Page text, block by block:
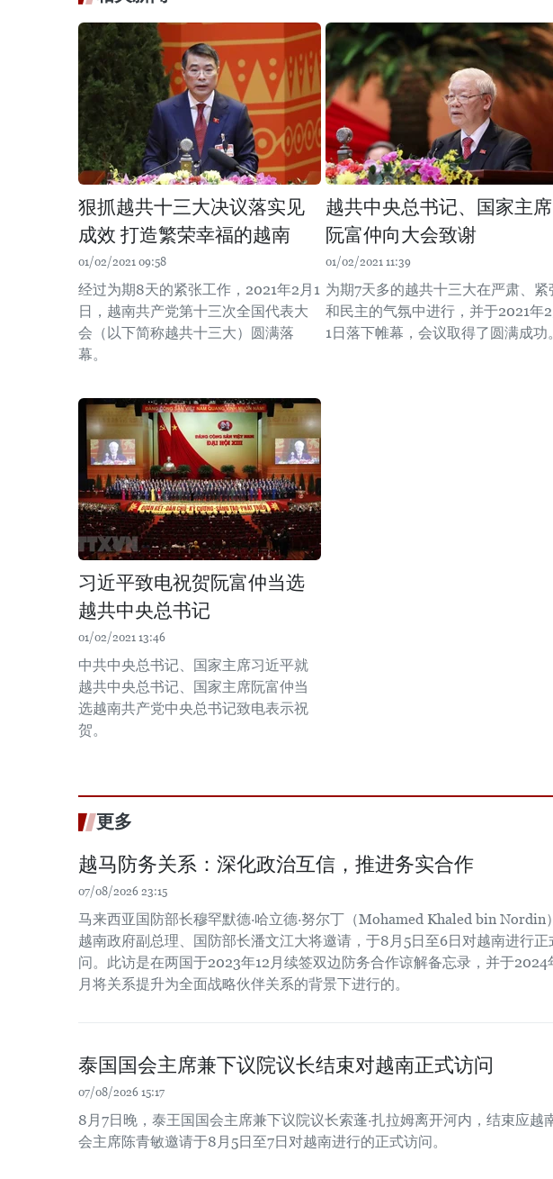
狠抓越共十三大决议落实见
成效 打造繁荣幸福的越南
01/02/2021 09:58
经过为期8天的紧张工作，2021年2月1
日，越南共产党第十三次全国代表大
会（以下简称越共十三大）圆满落
幕。
越共中央总书记、国家主席
阮富仲向大会致谢
01/02/2021 11:39
为期7天多的越共十三大在严肃、紧
和民主的气氛中进行，并于2021年2
1日落下帷幕，会议取得了圆满成功。
习近平致电祝贺阮富仲当选
越共中央总书记
01/02/2021 13:46
中共中央总书记、国家主席习近平就
越共中央总书记、国家主席阮富仲当
选越南共产党中央总书记致电表示祝
贺。
更多
越马防务关系：深化政治互信，推进务实合作
07/08/2026 23:15
马来西亚国防部长穆罕默德·哈立德·努尔丁（Mohamed Khaled bin Nordin
越南政府副总理、国防部长潘文江大将邀请，于8月5日至6日对越南进行正
问。此访是在两国于2023年12月续签双边防务合作谅解备忘录，并于2024
月将关系提升为全面战略伙伴关系的背景下进行的。
泰国国会主席兼下议院议长结束对越南正式访问
07/08/2026 15:17
8月7日晚，泰王国国会主席兼下议院议长索蓬·扎拉姆离开河内，结束应越
会主席陈青敏邀请于8月5日至7日对越南进行的正式访问。